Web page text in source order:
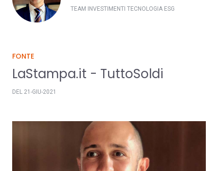
TEAM INVESTIMENTI TECNOLOGIA ESG
FONTE
LaStampa.it - TuttoSoldi
DEL 21-GIU-2021